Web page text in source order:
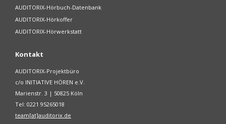
AUDITORIX-Hörbuch-Datenbank
AUDITORIX-Hörkoffer
AUDITORIX-Hörwerkstatt
Kontakt
AUDITORIX-Projektbüro
c/o INITIATIVE HÖREN e.V.
Marienstr. 3 | 50825 Köln
Tel: 0221 95265018
team[at]auditorix.de